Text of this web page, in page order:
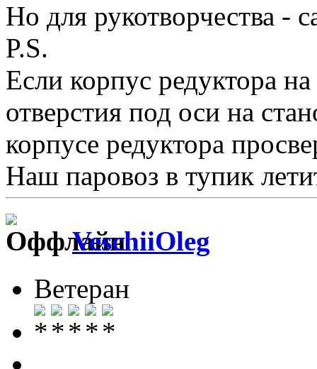
Но для рукотворчества -
P.S.
Если корпус редуктора
отверстия под оси на
корпусе редуктора
Наш паровоз в тупик
VeschiiOleg
Ветеран